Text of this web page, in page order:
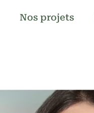
Nos projets